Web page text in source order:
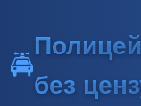
🚔
без